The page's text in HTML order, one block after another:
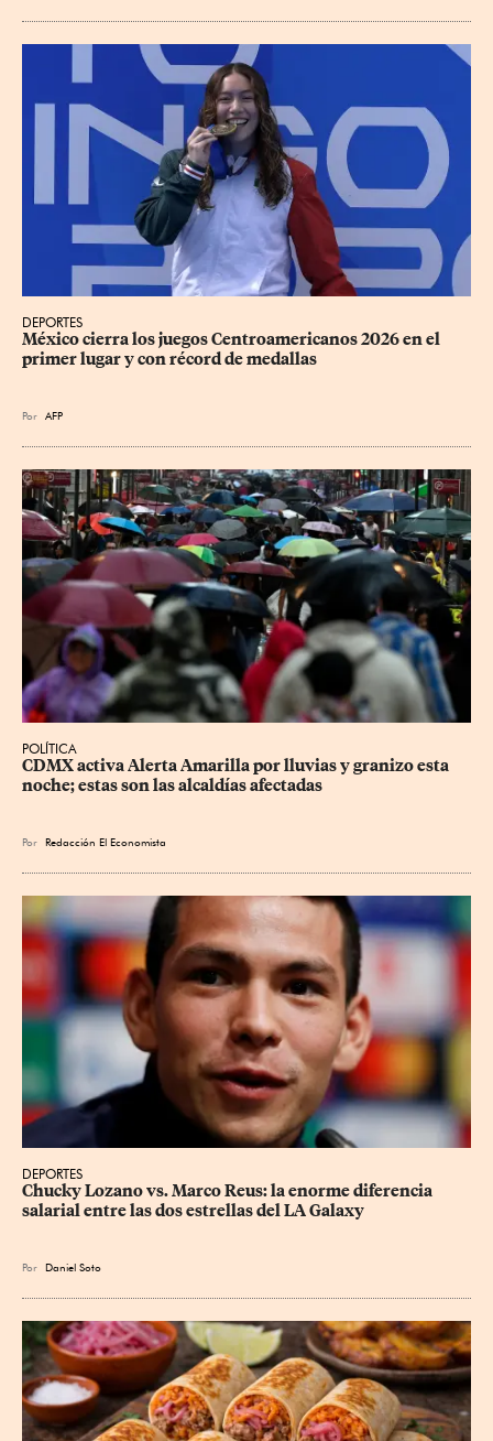
DEPORTES
México cierra los juegos Centroamericanos 2026 en el
primer lugar y con récord de medallas
Por AFP
POLÍTICA
CDMX activa Alerta Amarilla por lluvias y granizo esta
noche; estas son las alcaldías afectadas
Por Redacción El Economista
DEPORTES
Chucky Lozano vs. Marco Reus: la enorme diferencia
salarial entre las dos estrellas del LA Galaxy
Por Daniel Soto